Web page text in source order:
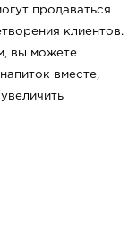
продаваться
клиентов.
вы можете
ток вместе,